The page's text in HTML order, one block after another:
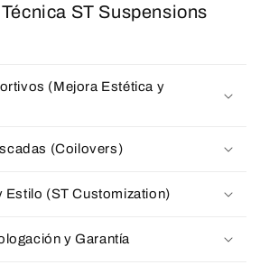
ST Suspensions
(Mejora Estética y
(Coilovers)
Estilo (ST Customization)
y Garantía